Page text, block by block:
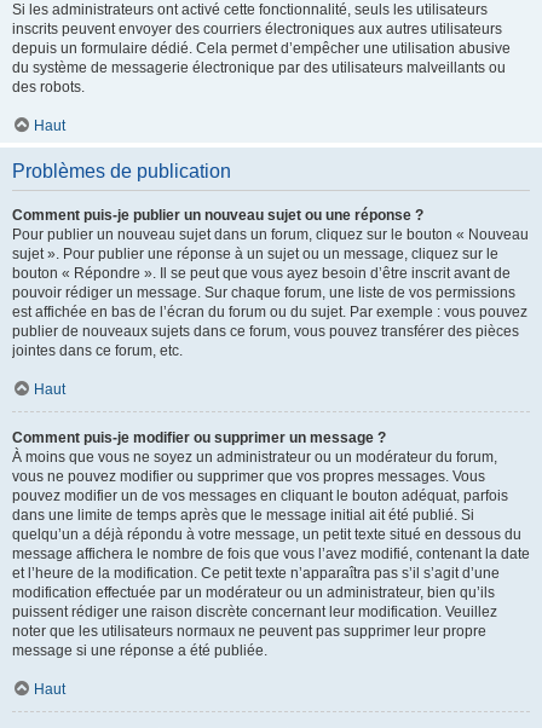
Si les administrateurs ont activé cette fonctionnalité, seuls les utilisateurs
inscrits peuvent envoyer des courriers électroniques aux autres utilisateurs
depuis un formulaire dédié. Cela permet d’empêcher une utilisation abusive
du système de messagerie électronique par des utilisateurs malveillants ou
des robots.
Haut
Problèmes de publication
Comment puis-je publier un nouveau sujet ou une réponse ?
Pour publier un nouveau sujet dans un forum, cliquez sur le bouton « Nouveau
sujet ». Pour publier une réponse à un sujet ou un message, cliquez sur le
bouton « Répondre ». Il se peut que vous ayez besoin d’être inscrit avant de
pouvoir rédiger un message. Sur chaque forum, une liste de vos permissions
est affichée en bas de l’écran du forum ou du sujet. Par exemple : vous pouvez
publier de nouveaux sujets dans ce forum, vous pouvez transférer des pièces
jointes dans ce forum, etc.
Haut
Comment puis-je modifier ou supprimer un message ?
À moins que vous ne soyez un administrateur ou un modérateur du forum,
vous ne pouvez modifier ou supprimer que vos propres messages. Vous
pouvez modifier un de vos messages en cliquant le bouton adéquat, parfois
dans une limite de temps après que le message initial ait été publié. Si
quelqu’un a déjà répondu à votre message, un petit texte situé en dessous du
message affichera le nombre de fois que vous l’avez modifié, contenant la date
et l’heure de la modification. Ce petit texte n’apparaîtra pas s’il s’agit d’une
modification effectuée par un modérateur ou un administrateur, bien qu’ils
puissent rédiger une raison discrète concernant leur modification. Veuillez
noter que les utilisateurs normaux ne peuvent pas supprimer leur propre
message si une réponse a été publiée.
Haut